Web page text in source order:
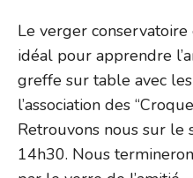
Le verger
idéal pour apprendre
greffe sur table avec
l’association des
Retrouvons nous sur le
14h30. Nous